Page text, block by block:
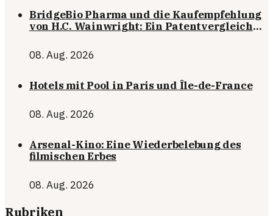
BridgeBio Pharma und die Kaufempfehlung
von H.C. Wainwright: Ein Patentvergleich
08. Aug. 2026
Hotels mit Pool in Paris und Île-de-France
08. Aug. 2026
Arsenal-Kino: Eine Wiederbelebung des
filmischen Erbes
08. Aug. 2026
Rubriken